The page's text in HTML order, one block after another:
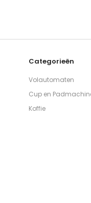
Categorieën
Volautomaten
Cup en
Koffie